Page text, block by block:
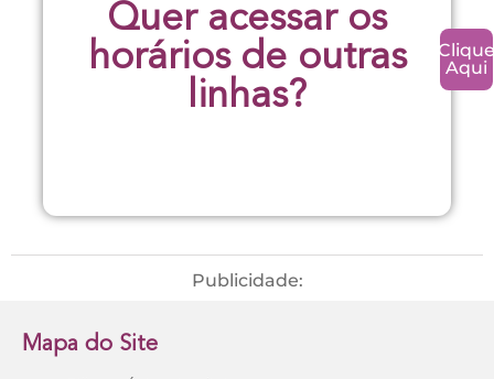
Quer acessar os
horários de outras
linhas?
Clique
Aqui
Publicidade:
Mapa do Site